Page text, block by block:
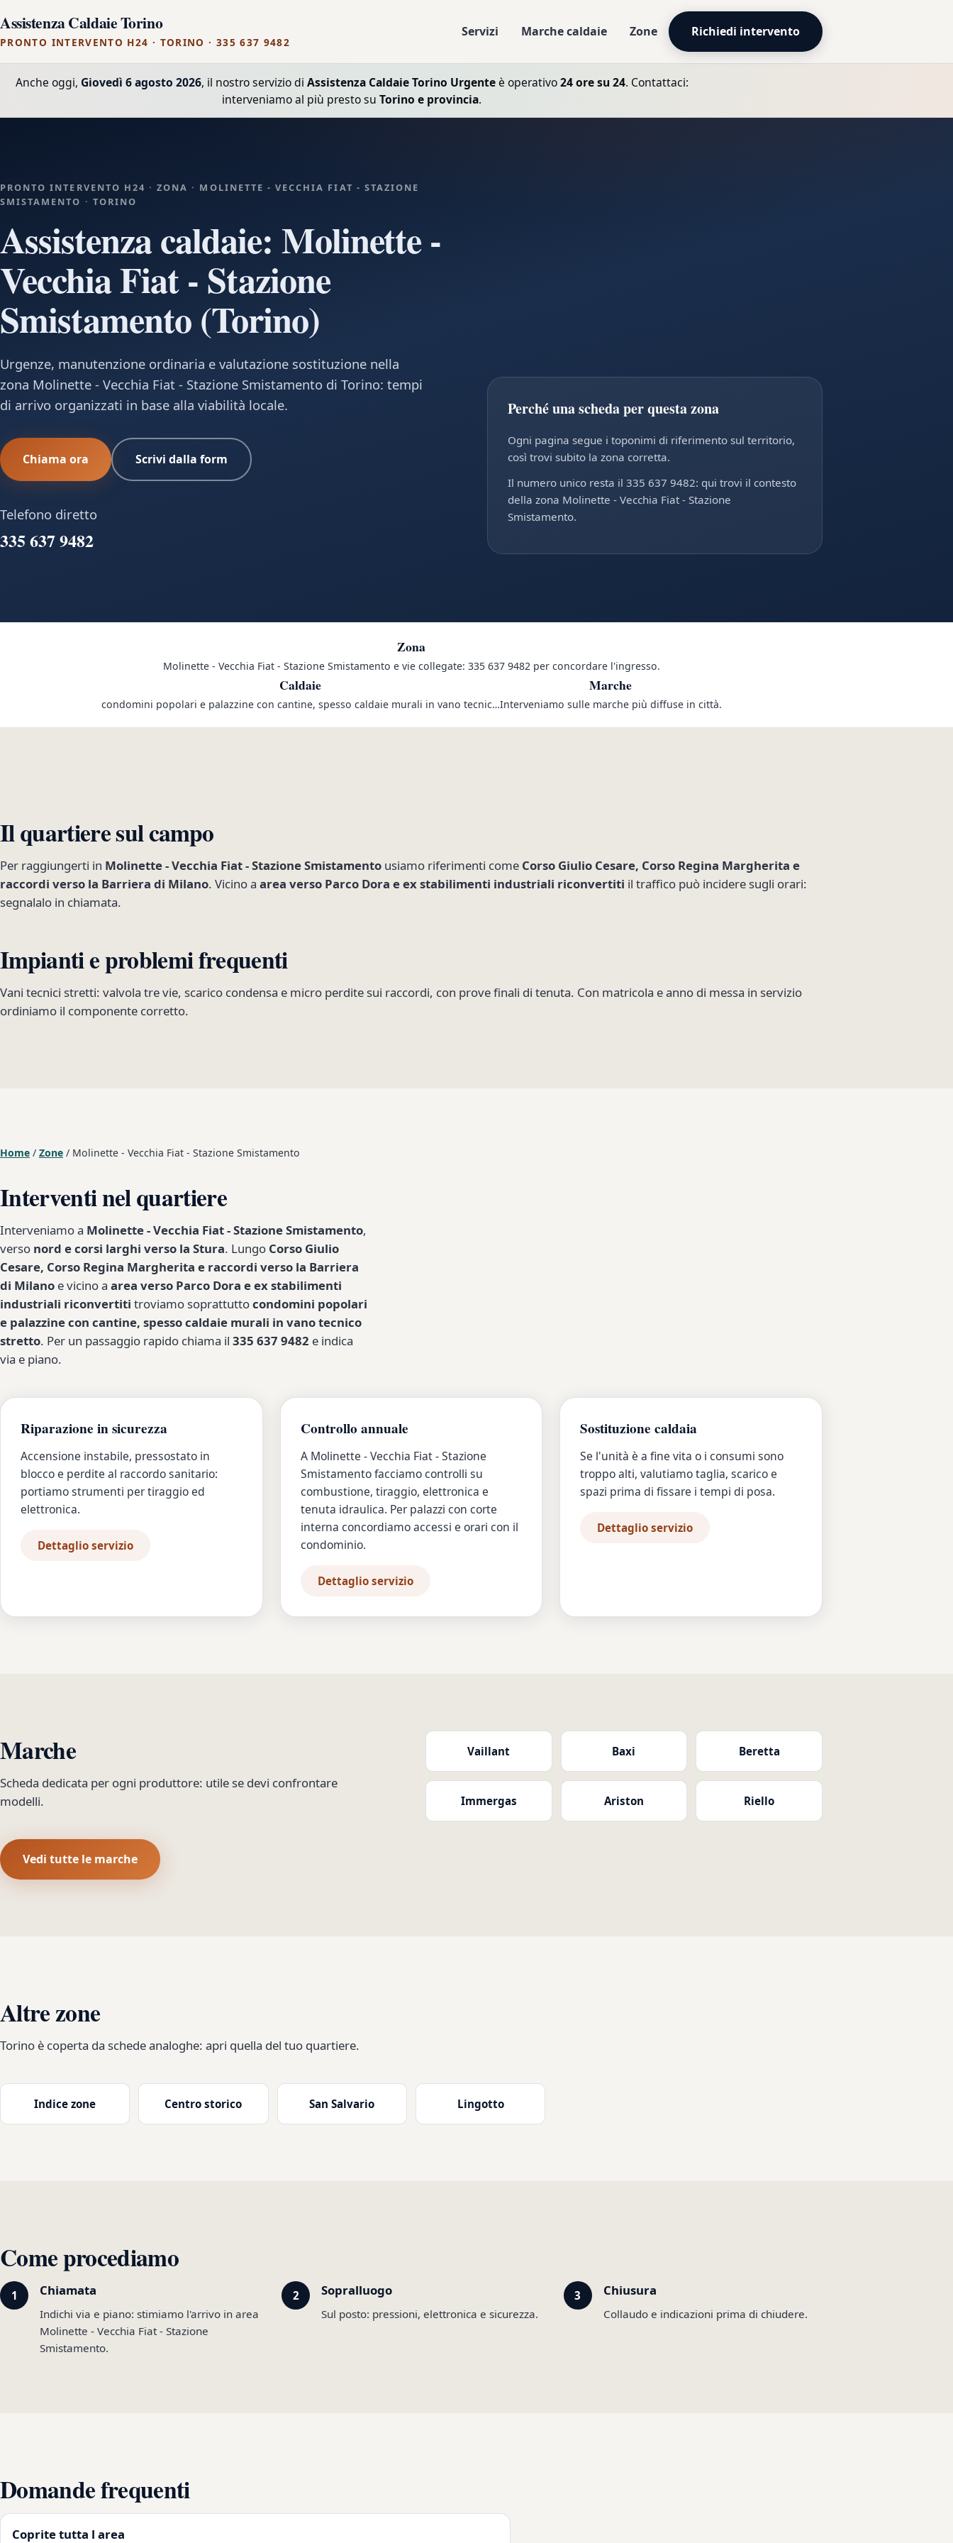
Assistenza Caldaie Torino
PRONTO INTERVENTO H24 · TORINO · 335 637 9482
Servizi Marche caldaie Zone Richiedi intervento
Anche oggi, Giovedì 6 agosto 2026, il nostro servizio di Assistenza Caldaie Torino Urgenteè operativo24 ore su 24. Contattaci:
interveniamo al più presto su Torino e provincia.
PRONTO INTERVENTO H24 · ZONA · MOLINETTE - VECCHIA FIAT - STAZIONE
SMISTAMENTO · TORINO
Assistenza caldaie: Molinette -
Vecchia Fiat - Stazione
Smistamento (Torino)
Urgenze, manutenzione ordinaria e valutazione sostituzione nella
zona Molinette - Vecchia Fiat - Stazione Smistamento di Torino: tempi
di arrivo organizzati in base alla viabilità locale.
Chiama ora Scrivi dalla form
Telefono diretto
335 637 9482
Perché una scheda per questa zona
Ogni pagina segue i toponimi di riferimento sul territorio,
così trovi subito la zona corretta.
Il numero unico resta il 335 637 9482: qui trovi il contesto
della zona Molinette - Vecchia Fiat - Stazione
Smistamento.
Zona
Molinette - Vecchia Fiat - Stazione Smistamento e vie collegate: 335 637 9482 per concordare l'ingresso.
Caldaie
condomini popolari e palazzine con cantine, spesso caldaie murali in vano tecnic…
Marche
Interveniamo sulle marche più diffuse in città.
Il quartiere sul campo
Per raggiungerti in Molinette - Vecchia Fiat - Stazione Smistamento usiamo riferimenti come Corso Giulio Cesare, Corso Regina Margherita e
raccordi verso la Barriera di Milano. Vicino a area verso Parco Dora e ex stabilimenti industriali riconvertiti il traffico può incidere sugli orari:
segnalalo in chiamata.
Impianti e problemi frequenti
Vani tecnici stretti: valvola tre vie, scarico condensa e micro perdite sui raccordi, con prove finali di tenuta. Con matricola e anno di messa in servizio
ordiniamo il componente corretto.
Home / Zone / Molinette - Vecchia Fiat - Stazione Smistamento
Interventi nel quartiere
Interveniamo a Molinette - Vecchia Fiat - Stazione Smistamento,
verso nord e corsi larghi verso la Stura. Lungo Corso Giulio
Cesare, Corso Regina Margherita e raccordi verso la Barriera
di Milano e vicino a area verso Parco Dora e ex stabilimenti
industriali riconvertiti troviamo soprattuttocondomini popolari
e palazzine con cantine, spesso caldaie murali in vano tecnico
stretto. Per un passaggio rapido chiama il 335 637 9482 e indica
via e piano.
Riparazione in sicurezza
Accensione instabile, pressostato in
blocco e perdite al raccordo sanitario:
portiamo strumenti per tiraggio ed
elettronica.
Dettaglio servizio
Controllo annuale
A Molinette - Vecchia Fiat - Stazione
Smistamento facciamo controlli su
combustione, tiraggio, elettronica e
tenuta idraulica. Per palazzi con corte
interna concordiamo accessi e orari con il
condominio.
Dettaglio servizio
Sostituzione caldaia
Se l'unità è a fine vita o i consumi sono
troppo alti, valutiamo taglia, scarico e
spazi prima di fissare i tempi di posa.
Dettaglio servizio
Marche
Scheda dedicata per ogni produttore: utile se devi confrontare
modelli.
Vedi tutte le marche
Vaillant Baxi Beretta
Immergas Ariston Riello
Altre zone
Torino è coperta da schede analoghe: apri quella del tuo quartiere.
Indice zone Centro storico San Salvario Lingotto
Come procediamo
Chiamata
Indichi via e piano: stimiamo l'arrivo in area
Molinette - Vecchia Fiat - Stazione
Smistamento.
Sopralluogo
Sul posto: pressioni, elettronica e sicurezza.
Chiusura
Collaudo e indicazioni prima di chiudere.
Domande frequenti
Coprite tutta l area